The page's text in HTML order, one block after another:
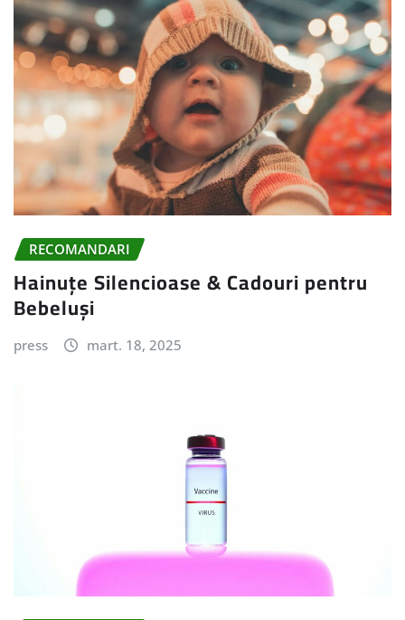
RECOMANDARI
Hainuțe Silencioase & Cadouri pentru
Bebeluși
press mart. 18, 2025